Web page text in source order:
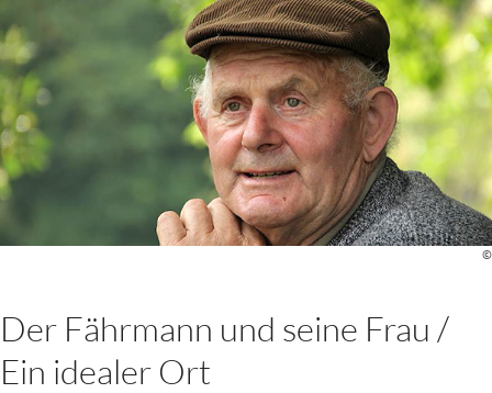
©
Der Fährmann und seine Frau /
Ein idealer Ort